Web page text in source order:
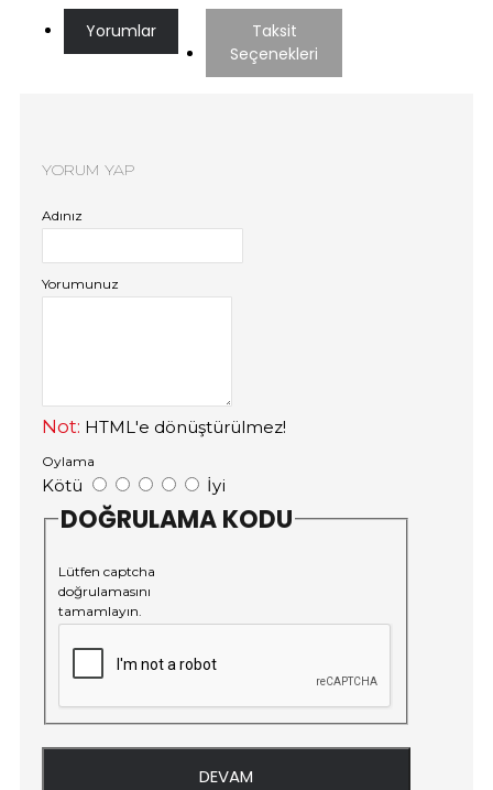
Yorumlar
Taksit
Seçenekleri
YORUM YAP
Adınız
Yorumunuz
Not: HTML'e dönüştürülmez!
Oylama
Kötü İyi
DOĞRULAMA KODU
Lütfen captcha
doğrulamasını
tamamlayın.
DEVAM